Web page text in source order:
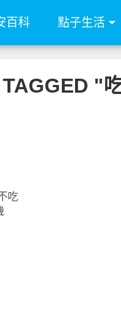
百科 點子生活
"
吃